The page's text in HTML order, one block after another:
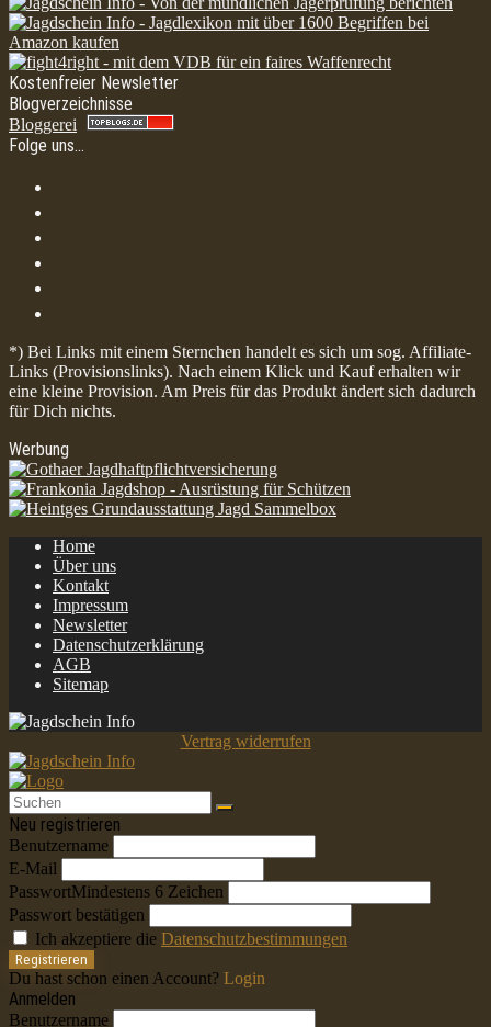
Kostenfreier Newsletter
Blogverzeichnisse
Bloggerei
Folge uns…
*) Bei Links mit einem Sternchen handelt es sich um sog. Affiliate-
Links (Provisionslinks). Nach einem Klick und Kauf erhalten wir
eine kleine Provision. Am Preis für das Produkt ändert sich dadurch
für Dich nichts.
Werbung
Home
Über uns
Kontakt
Impressum
Newsletter
Datenschutzerklärung
AGB
Sitemap
Vertrag widerrufen
Neu registrieren
Benutzername
E-Mail
PasswortMindestens 6 Zeichen
Passwort bestätigen
Ich akzeptiere die Datenschutzbestimmungen
Registrieren
Du hast schon einen Account? Login
Anmelden
Benutzername